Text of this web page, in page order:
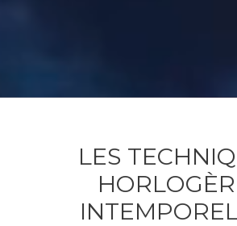
LES